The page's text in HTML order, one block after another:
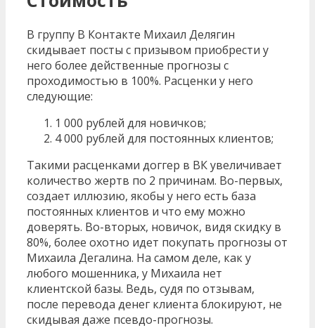
В группу В Контакте Михаил Делягин
скидывает посты с призывом приобрести у
него более действенные прогнозы с
проходимостью в 100%. Расценки у него
следующие:
1 000 рублей для новичков;
4 000 рублей для постоянных клиентов;
Такими расценками доггер в ВК увеличивает
количество жертв по 2 причинам. Во-первых,
создает иллюзию, якобы у него есть база
постоянных клиентов и что ему можно
доверять. Во-вторых, новичок, видя скидку в
80%, более охотно идет покупать прогнозы от
Михаила Дегалина. На самом деле, как у
любого мошенника, у Михаила нет
клиентской базы. Ведь, судя по отзывам,
после перевода денег клиента блокируют, не
скидывая даже псевдо-прогнозы.